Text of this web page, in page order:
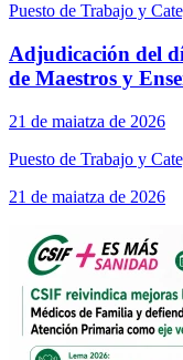
Puesto de Trabajo y
Adjudicación del
de Maestros y
21 de maiatza de 2026
Puesto de Trabajo y
21 de maiatza de 2026